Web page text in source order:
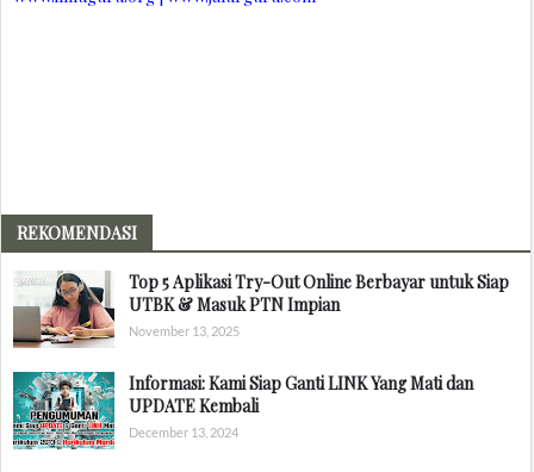
REKOMENDASI
Top 5 Aplikasi Try-Out Online Berbayar untuk Siap
UTBK & Masuk PTN Impian
November 13, 2025
Informasi: Kami Siap Ganti LINK Yang Mati dan
UPDATE Kembali
December 13, 2024